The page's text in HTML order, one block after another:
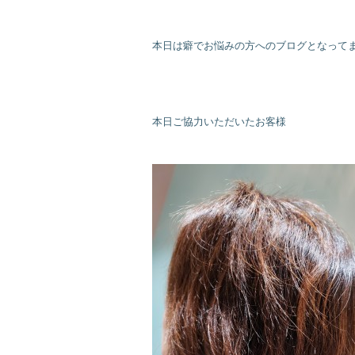
本日は癖でお悩みの方へのブログとなって
本日ご協力いただいたお客様